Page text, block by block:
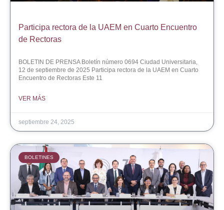
Participa rectora de la UAEM en Cuarto Encuentro
de Rectoras
BOLETIN DE PRENSA Boletín número 0694 Ciudad Universitaria,
12 de septiembre de 2025 Participa rectora de la UAEM en Cuarto
Encuentro de Rectoras Este 11
VER MÁS
septiembre 24, 2025
BOLETINES